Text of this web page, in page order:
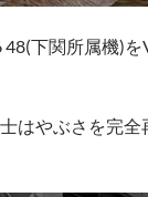
下関所属機)を
はやぶさを完全